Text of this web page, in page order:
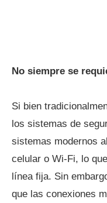
No siempre se
Si bien
los sistemas de
sistemas modernos
celular o Wi-Fi, lo
línea fija. Sin
que las conexiones